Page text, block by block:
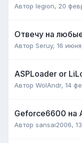
Автор legion, 20
Отвечу на
Автор Seruy, 16
ASPLoader or
Автор WolAndr, 14
Geforce6600 на
Автор sansai2006,